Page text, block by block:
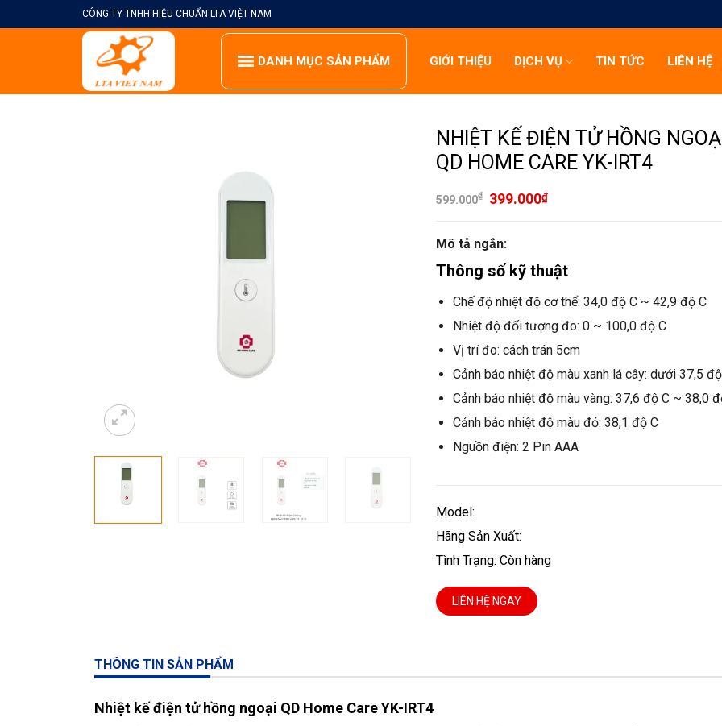
to
CÔNG TY TNHH HIỆU CHUẨN LTA VIỆT NAM
DANH MỤC SẢN PHẨM GIỚI THIỆU DỊCH VỤ TIN TỨC LIÊN HỆ
NHIỆT KẾ ĐIỆN TỬ HỒNG
QD HOME CARE YK-IRT4
599.000₫ 399.000₫
Mô tả ngắn:
Thông số kỹ thuật
Chế độ nhiệt độ cơ thể: 34,0 độ C ~ 42,9 độ C
Nhiệt độ đối tượng đo: 0 ~ 100,0 độ C
Vị trí đo: cách trán 5cm
Cảnh báo nhiệt độ màu xanh lá cây: dưới 37,5
Cảnh báo nhiệt độ màu vàng: 37,6 độ C ~ 38,0
Cảnh báo nhiệt độ màu đỏ: 38,1 độ C
Nguồn điện: 2 Pin AAA
Model:
Hãng Sản Xuất:
Tình Trạng: Còn hàng
LIÊN HỆ NGAY
THÔNG TIN SẢN PHẨM
Nhiệt kế điện tử hồng ngoại QD Home Care YK-IRT4